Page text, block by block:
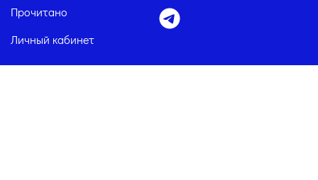
Прочитано
Личный кабинет